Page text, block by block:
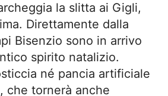
la slitta ai Gigli,
Direttamente dalla
Bisenzio sono in arrivo
spirito natalizio.
né pancia artificiale
che tornerà anche